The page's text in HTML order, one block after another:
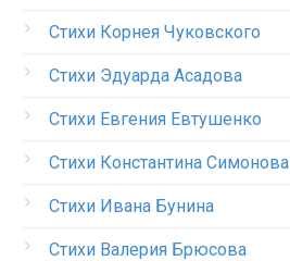
Стихи Корнея Чуковского
Стихи Эдуарда Асадова
Стихи Евгения Евтушенко
Стихи Константина Симонова
Стихи Ивана Бунина
Стихи Валерия Брюсова